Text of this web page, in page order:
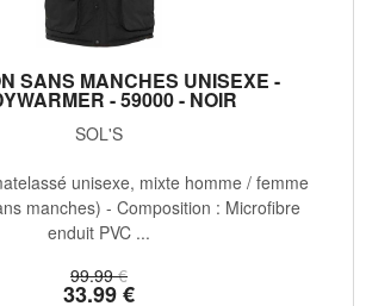
SANS MANCHES UNISEXE -
- 59000 - NOIR
SOL'S
99.99 €
33.99€
unisexe, mixte homme / femme
manches) - Composition : Microfibre
enduit PVC ...